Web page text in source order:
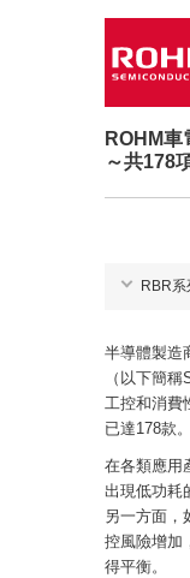
ROHM
～共178
RBR系
半導體製造
（以下簡稱
工控和消費
已達178款。
在各類應用
出現低功耗
另一方面，
控風險增加
得平衡。